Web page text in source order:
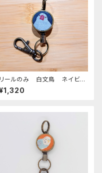
リールのみ 白文鳥 ネイビ
文鳥 ブンチョウ ぶんちょ